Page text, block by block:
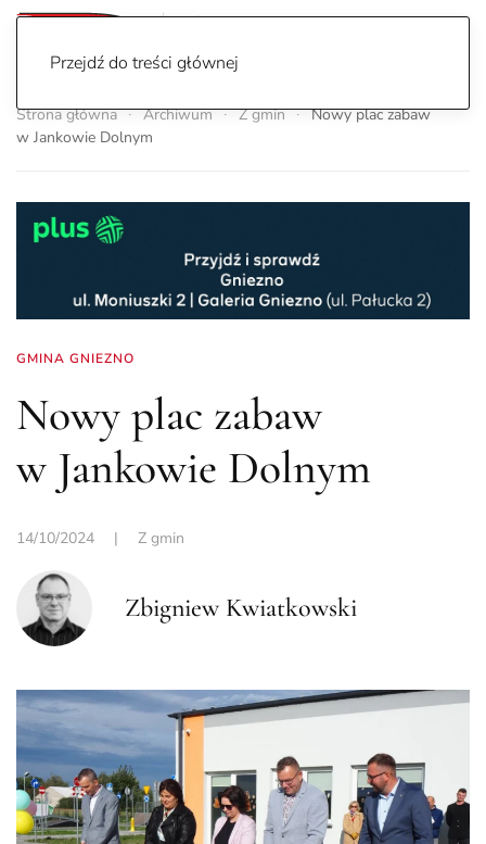
Przejdź do treści głównej
Strona główna Archiwum Z gmin
Nowy plac zabaw
w Jankowie Dolnym
GMINA GNIEZNO
Nowy plac zabaw
w Jankowie Dolnym
14/10/2024 | Z gmin
Zbigniew Kwiatkowski